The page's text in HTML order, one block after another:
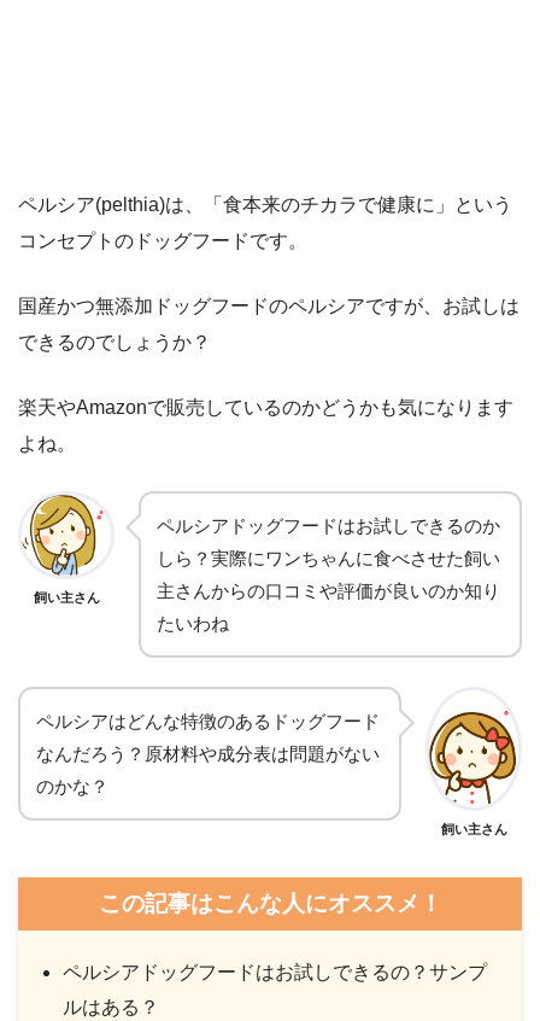
ペルシア(pelthia)は、「食本来のチカラで健康に」という
コンセプトのドッグフードです。
国産かつ無添加ドッグフードのペルシアですが、お試しは
できるのでしょうか？
楽天やAmazonで販売しているのかどうかも気になります
よね。
飼い主さん
ペルシアドッグフードはお試しできるのか
しら？実際にワンちゃんに食べさせた飼い
主さんからの口コミや評価が良いのか知り
たいわね
ペルシアはどんな特徴のあるドッグフード
なんだろう？原材料や成分表は問題がない
のかな？
飼い主さん
この記事はこんな人にオススメ！
ペルシアドッグフードはお試しできるの？サンプ
ルはある？